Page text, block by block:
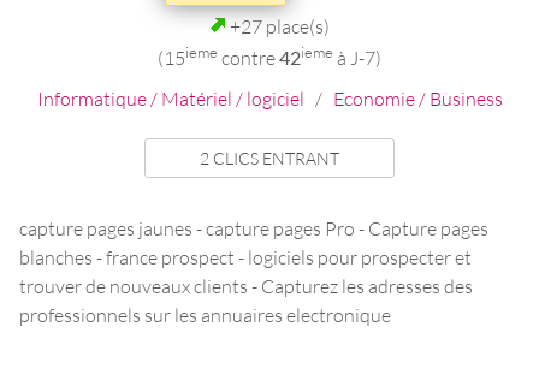
+27 place(s)
(15ieme contre42ieme à J-7)
Informatique / Matériel / logiciel / Economie / Business
2 CLICS ENTRANT
capture pages jaunes - capture pages Pro - Capture pages
blanches - france prospect - logiciels pour prospecter et
trouver de nouveaux clients - Capturez les adresses des
professionnels sur les annuaires electronique